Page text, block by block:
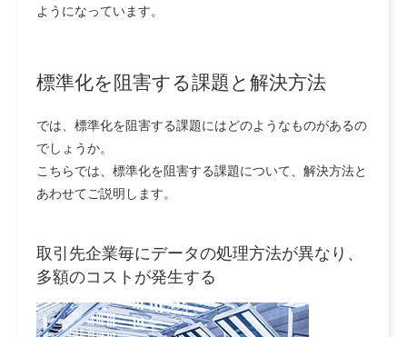
ようになっています。
標準化を阻害する課題と解決方法
では、標準化を阻害する課題にはどのようなものがあるの
でしょうか。
こちらでは、標準化を阻害する課題について、解決方法と
あわせてご説明します。
取引先企業毎にデータの処理方法が異なり、
多額のコストが発生する